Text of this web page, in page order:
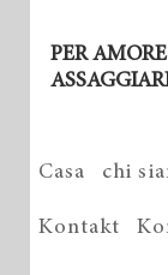
PER AMORE
Casa chi
Kontakt